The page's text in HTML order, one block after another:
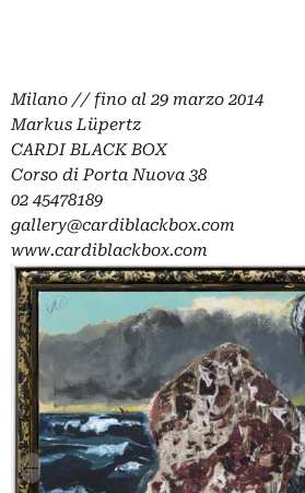
Milano // fino al 29 marzo 2014
Markus Lüpertz
CARDI BLACK BOX
Corso di Porta Nuova 38
02 45478189
gallery@cardiblackbox.com
www.cardiblackbox.com